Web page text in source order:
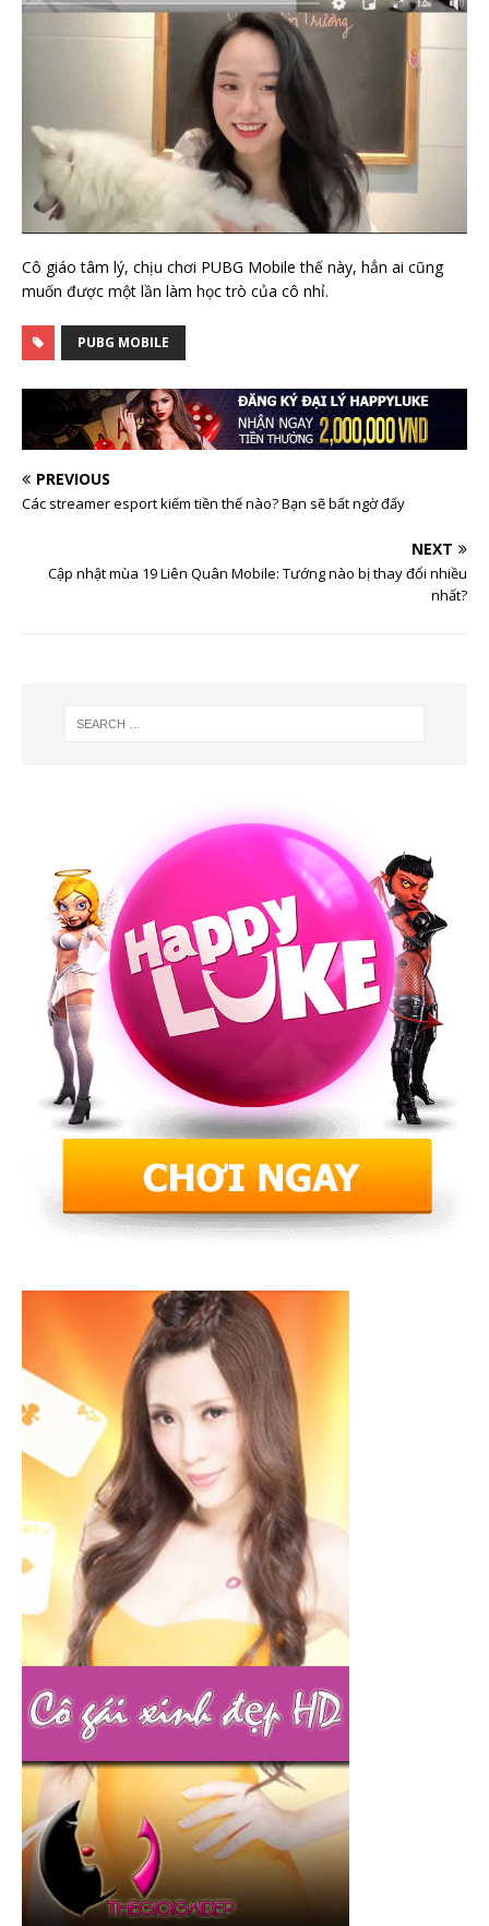
Cô giáo tâm lý, chịu chơi PUBG Mobile thế này, hẳn ai cũng
muốn được một lần làm học trò của cô nhỉ.
PUBG MOBILE
PREVIOUS
Các streamer esport kiếm tiền thế nào? Bạn sẽ bất ngờ đấy
NEXT
Cập nhật mùa 19 Liên Quân Mobile: Tướng nào bị thay đổi nhiều
nhất?